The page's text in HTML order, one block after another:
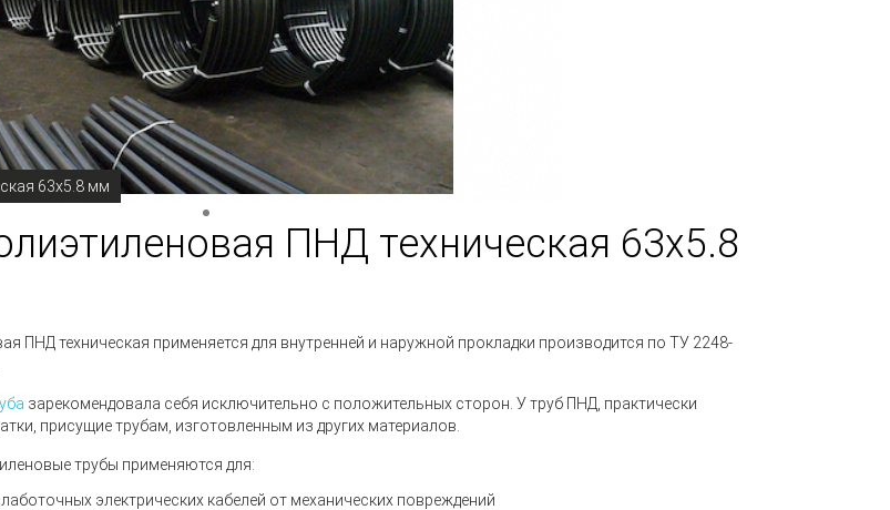
63х5.8 мм
ПНД техническая 63х5.8
ПНД техническая применяется для внутренней и наружной прокладки производится по ТУ 2248-
зарекомендовала себя исключительно с положительных сторон. У труб ПНД, практически
присущие трубам, изготовленным из других материалов.
трубы применяются для:
электрических кабелей от механических повреждений